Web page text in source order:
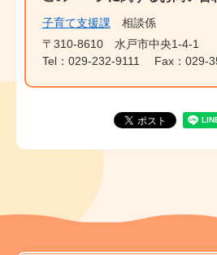
子育て支援課
相談係
〒310-8610
水戸市中央1-4-1
Tel：029-232-9111
Fax：029-